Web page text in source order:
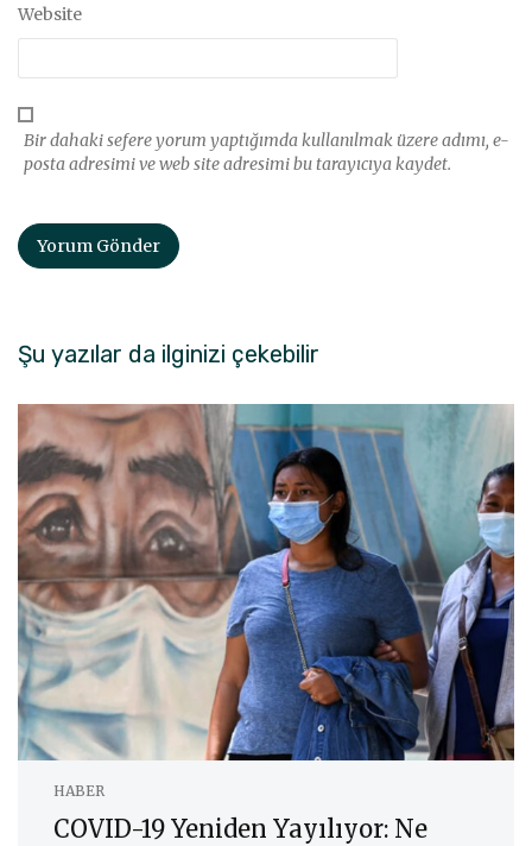
Website
Bir dahaki sefere yorum yaptığımda kullanılmak üzere adımı, e-
posta adresimi ve web site adresimi bu tarayıcıya kaydet.
Şu yazılar da ilginizi çekebilir
HABER
COVID-19 Yeniden Yayılıyor: Ne